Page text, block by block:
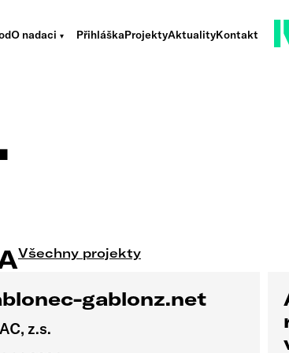
O nadaci PřihláškaProjektyAktualityKontakt
Všechny projekty
gablonz.net
z.s.